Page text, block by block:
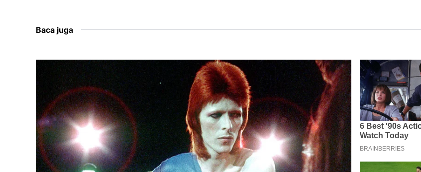
Baca juga